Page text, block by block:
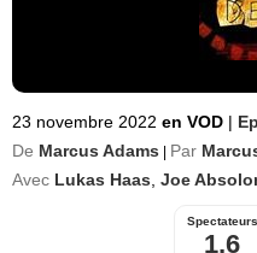
23 novembre 2022 en VOD |
De Marcus Adams Par
Avec Lukas Haas Joe
Spectateurs
1,6